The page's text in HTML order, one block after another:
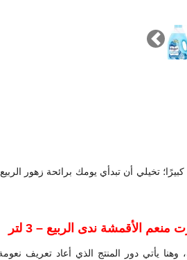
Previous
تخيلي أن تبدأي يومك برائحة زهور
منعم الأقمشة ندى الربيع – 3 لتر